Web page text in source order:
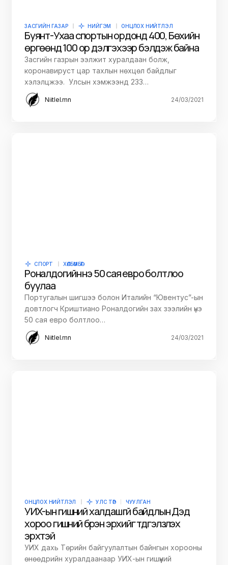
ЗАСГИЙН ГАЗАР НИЙГЭМ ОНЦЛОХ НИЙТЛЭЛ
Буянт-Ухаа спортын ордонд 400, Бөхийн
өргөөнд 100 ор дэлгэхээр бэлдэж байна
Засгийн газрын ээлжит хуралдаан болж,
коронавируст цар тахлын нөхцөл байдлыг
хэлэлцжээ. Улсын хэмжээнд 233…
Niitlel.mn 24/03/2021
СПОРТ ХӨЛБӨМБӨГ
Роналдогийн үнэ 50 сая евро болтлоо
буулаа
Португалын шигшээ болон Италийн “Ювентус”-ын
довтлогч Криштиано Роналдогийн зах зээлийн үнэ
50 сая евро болтлоо…
Niitlel.mn 24/03/2021
ОНЦЛОХ НИЙТЛЭЛ УЛС ТӨР ЧУУЛГАН
УИХ-ын гишүүний халдашгүй байдлын Дэд
хороо гишүүний бүрэн эрхийг түдгэлзүүлэх
эрхтэй
УИХ дахь Төрийн байгуулалтын байнгын хорооны
өнөөдрийн хуралдаанаар УИХ-ын гишүүний